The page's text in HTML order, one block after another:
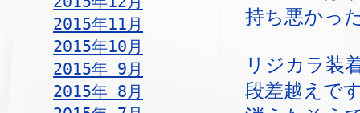
2015年11月
2015年10月
2015年 9月
2015年 8月
持ち悪かっ
リジカラ装
段差越えで